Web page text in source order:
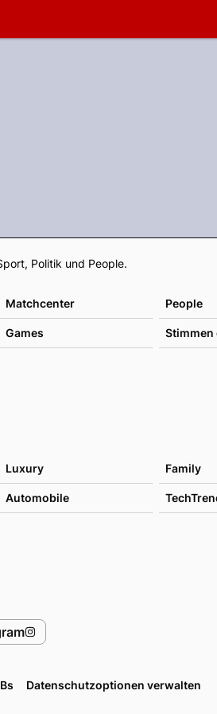
Politik und People.
Matchcenter People
Games Stimmen
Luxury Family
Automobile
Datenschutzoptionen verwalten